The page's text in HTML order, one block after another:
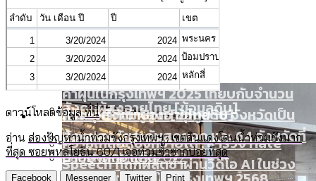
ปัญหาอะไรที่ ส.ก. ต้องทำการบ้าน
Vote62 ขอบคุณประชาชนที่ร่วม
สังเกตการณ์การเลือกตั้งชวนคุยกันถึงบท
เรียนที่เราได้รับจากเลือกตั้ง กรุงเทพฯ –
พัทยา
ขยะมูลฝอย 2568 [ข้อมูลดิบ]
สำรวจ Hate Speech ที่ถูกผลิตซ้ำผ่าน
วิดีโอ AI ในช่วงความขัดแย้งไทย-กัมพูชา
[ข้อมูลดิบ]
ความเกลียดชังที่ขายได้ : สำรวจ Hate
Speech ที่ถูกผลิตซ้ำผ่านวิดีโอ AI ในช่วง
ไหน
ค่าฝุ่นในกรุงเทพฯ 2025 เทียบกับจำนวน
ควันบุหรี่ที่เข้าปอด [ข้อมูลดิบ]
สังคมผู้สูงอายุไทย [ข้อมูลดิบ]
สำรวจสังคมผู้สูงอายุไทย : 6 จังหวัดเป็น
สังคมสูงวัยระดับสุดยอด และ 64 จังหวัดที่
ตายมากกว่าเกิด
Database
สังคมผู้สูงอายุไทย [ข้อมูลดิบ]
Project
Bangkok Index
Bangkok Index 2022
ดาวน์โหลดข้อมูลที่นี่
อ่าน ส่องปัญหาน้ำท่วมขังกรุงเทพฯ : เขตดินแดงโดนน้ำท่วมขังมาก
ที่สุด ซอยพหลโยธิน 60/1 เจอท่วมซ้ำซากบ่อยที่สุด
Facebook Messenger Twitter Print